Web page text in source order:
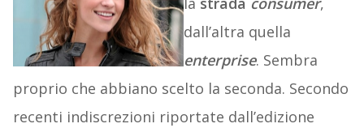
dall’altra quella
enterprise. Sembra
proprio che abbiano scelto la seconda. Secondo
recenti indiscrezioni riportate dall’edizione